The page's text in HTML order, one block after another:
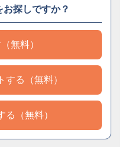
探しですか？
無料）
する（無料）
る（無料）